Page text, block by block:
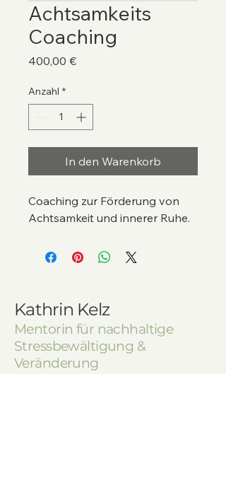
Achtsamkeits
Coaching
400,00 €Preis
Anzahl *
In den Warenkorb
Coaching zur Förderung von
Achtsamkeit und innerer Ruhe.
Kathrin Kelz
Mentorin für nachhaltige
Stressbewältigung &
Veränderung